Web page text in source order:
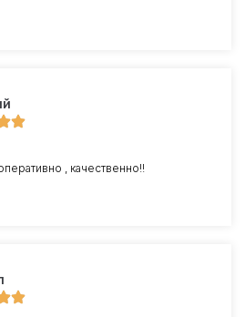
, качественно!!